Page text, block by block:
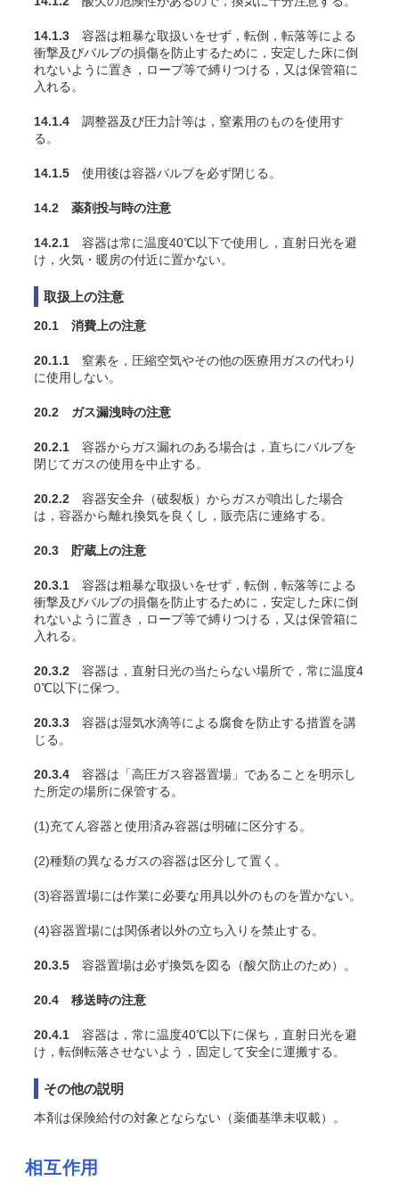
14.1.3 容器は粗暴な取扱いをせず，転倒，転落等による
衝撃及びバルブの損傷を防止するために，安定した床に倒
れないように置き，ロープ等で縛りつける，又は保管箱に
入れる。
14.1.4 調整器及び圧力計等は，窒素用のものを使用す
る。
14.1.5 使用後は容器バルブを必ず閉じる。
14.2 薬剤投与時の注意
14.2.1 容器は常に温度40℃以下で使用し，直射日光を避
け，火気・暖房の付近に置かない。
取扱上の注意
20.1 消費上の注意
20.1.1 窒素を，圧縮空気やその他の医療用ガスの代わり
に使用しない。
20.2 ガス漏洩時の注意
20.2.1 容器からガス漏れのある場合は，直ちにバルブを
閉じてガスの使用を中止する。
20.2.2 容器安全弁（破裂板）からガスが噴出した場合
は，容器から離れ換気を良くし，販売店に連絡する。
20.3 貯蔵上の注意
20.3.1 容器は粗暴な取扱いをせず，転倒，転落等による
衝撃及びバルブの損傷を防止するために，安定した床に倒
れないように置き，ロープ等で縛りつける，又は保管箱に
入れる。
20.3.2 容器は，直射日光の当たらない場所で，常に温度4
0℃以下に保つ。
20.3.3 容器は湿気水滴等による腐食を防止する措置を講
じる。
20.3.4 容器は「高圧ガス容器置場」であることを明示し
た所定の場所に保管する。
(1)充てん容器と使用済み容器は明確に区分する。
(2)種類の異なるガスの容器は区分して置く。
(3)容器置場には作業に必要な用具以外のものを置かない。
(4)容器置場には関係者以外の立ち入りを禁止する。
20.3.5 容器置場は必ず換気を図る（酸欠防止のため）。
20.4 移送時の注意
20.4.1 容器は，常に温度40℃以下に保ち，直射日光を避
け，転倒転落させないよう，固定して安全に運搬する。
その他の説明
本剤は保険給付の対象とならない（薬価基準未収載）。
相互作用